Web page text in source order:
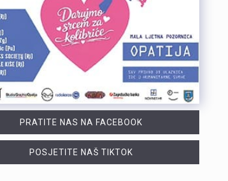
PRATITE NAS NA FACEBOOK
POSJETITE NAŠ TIKTOK